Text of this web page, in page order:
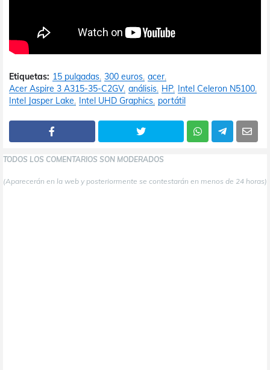
Etiquetas: 15 pulgadas 300 euros acer
Acer Aspire 3 A315-35-C2GV análisis HP Intel Celeron N5100
Intel Jasper Lake Intel UHD Graphics portátil
TODOS LOS COMENTARIOS SON MODERADOS
(Aparecerán en la web y posteriormente se contestarán en menos de 24 horas)